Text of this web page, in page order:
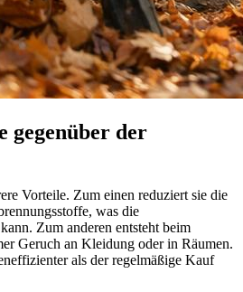
gegenüber der
Vorteile. Zum einen reduziert sie die
was die
Zum anderen entsteht beim
Geruch an Kleidung oder in Räumen.
als der regelmäßige Kauf